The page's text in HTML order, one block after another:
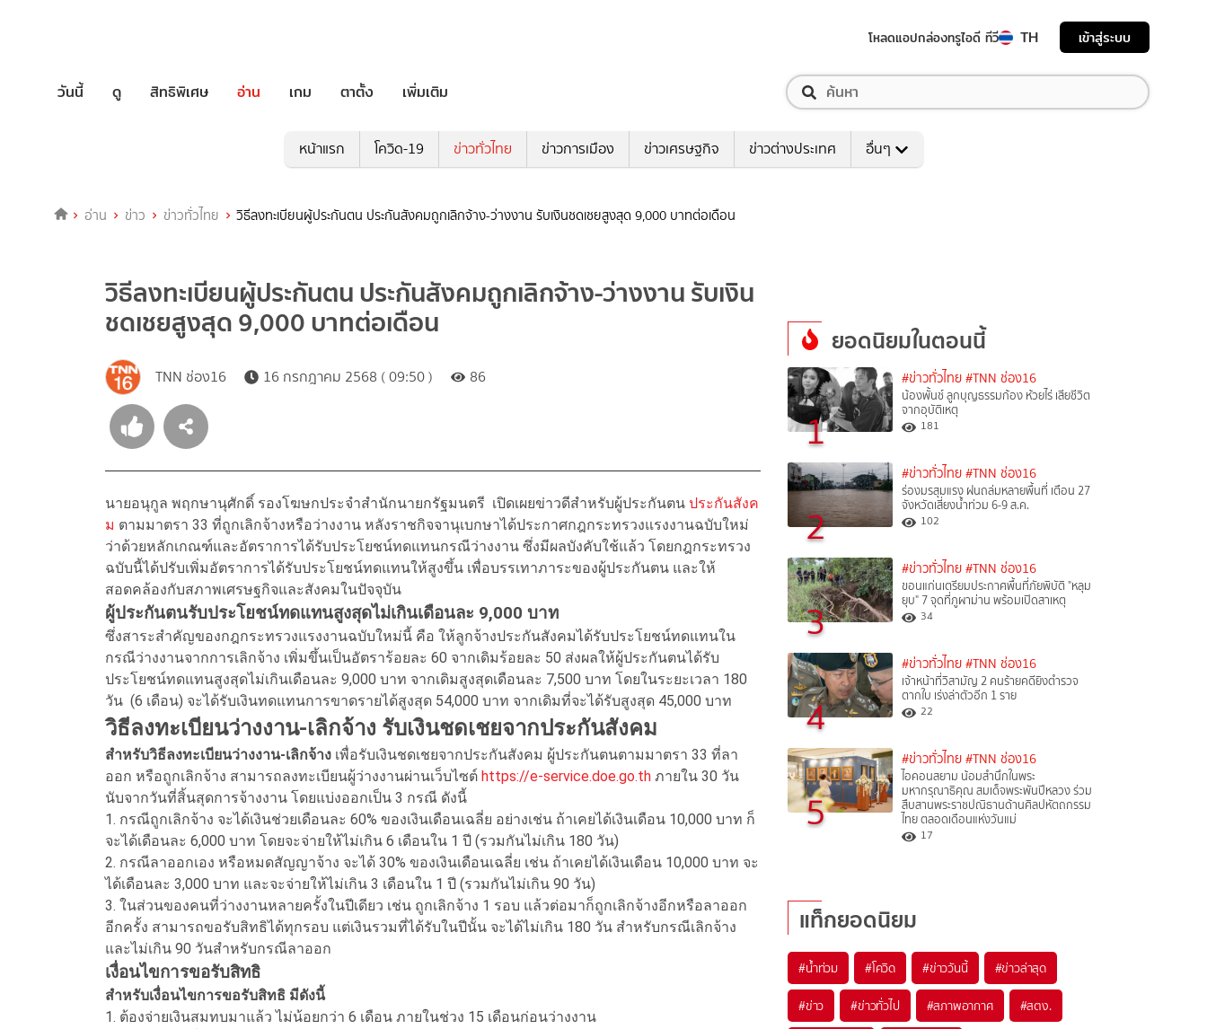
โหลดแอปกล่องทรูไอดี ทีวี TH เข้าสู่ระบบ
วันนี้ ดู สิทธิพิเศษ อ่าน เกม ตาตั้ง เพิ่มเติม
หน้าแรก โควิด-19 ข่าวทั่วไทย ข่าวการเมือง ข่าวเศรษฐกิจ ข่าวต่างประเทศ อื่นๆ
อ่าน ข่าว ข่าวทั่วไทย วิธีลงทะเบียนผู้ประกันตน ประกันสังคมถูกเลิกจ้าง-ว่างงาน รับเงินชดเชยสูงสุด 9,000 บาทต่อเดือน
วิธีลงทะเบียนผู้ประกันตน ประกันสังคมถูกเลิกจ้าง-ว่างงาน รับเงิน
ชดเชยสูงสุด 9,000 บาทต่อเดือน
TNN ช่อง16 16 กรกฎาคม 2568 ( 09:50 ) 86
นายอนุกูล พฤกษานุศักดิ์ รองโฆษกประจำสำนักนายกรัฐมนตรี เปิดเผยข่าวดีสำหรับผู้ประกันตน ประกันสังค
ม ตามมาตรา 33 ที่ถูกเลิกจ้างหรือว่างงาน หลังราชกิจจานุเบกษาได้ประกาศกฎกระทรวงแรงงานฉบับใหม่
ว่าด้วยหลักเกณฑ์และอัตราการได้รับประโยชน์ทดแทนกรณีว่างงาน ซึ่งมีผลบังคับใช้แล้ว โดยกฎกระทรวง
ฉบับนี้ได้ปรับเพิ่มอัตราการได้รับประโยชน์ทดแทนให้สูงขึ้น เพื่อบรรเทาภาระของผู้ประกันตน และให้
สอดคล้องกับสภาพเศรษฐกิจและสังคมในปัจจุบัน
ผู้ประกันตนรับประโยชน์ทดแทนสูงสุดไม่เกินเดือนละ 9,000 บาท
ซึ่งสาระสำคัญของกฎกระทรวงแรงงานฉบับใหม่นี้ คือ ให้ลูกจ้างประกันสังคมได้รับประโยชน์ทดแทนใน
กรณีว่างงานจากการเลิกจ้าง เพิ่มขึ้นเป็นอัตราร้อยละ 60 จากเดิมร้อยละ 50 ส่งผลให้ผู้ประกันตนได้รับ
ประโยชน์ทดแทนสูงสุดไม่เกินเดือนละ 9,000 บาท จากเดิมสูงสุดเดือนละ 7,500 บาท โดยในระยะเวลา 180
วัน (6 เดือน) จะได้รับเงินทดแทนการขาดรายได้สูงสุด 54,000 บาท จากเดิมที่จะได้รับสูงสุด 45,000 บาท
วิธีลงทะเบียนว่างงาน-เลิกจ้าง รับเงินชดเชยจากประกันสังคม
สำหรับวิธีลงทะเบียนว่างงาน-เลิกจ้าง เพื่อรับเงินชดเชยจากประกันสังคม ผู้ประกันตนตามมาตรา 33 ที่ลา
ออก หรือถูกเลิกจ้าง สามารถลงทะเบียนผู้ว่างงานผ่านเว็บไซต์ https://e-service.doe.go.th ภายใน 30 วัน
นับจากวันที่สิ้นสุดการจ้างงาน โดยแบ่งออกเป็น 3 กรณี ดังนี้
1. กรณีถูกเลิกจ้าง จะได้เงินช่วยเดือนละ 60% ของเงินเดือนเฉลี่ย อย่างเช่น ถ้าเคยได้เงินเดือน 10,000 บาท ก็
จะได้เดือนละ 6,000 บาท โดยจะจ่ายให้ไม่เกิน 6 เดือนใน 1 ปี (รวมกันไม่เกิน 180 วัน)
2. กรณีลาออกเอง หรือหมดสัญญาจ้าง จะได้ 30% ของเงินเดือนเฉลี่ย เช่น ถ้าเคยได้เงินเดือน 10,000 บาท จะ
ได้เดือนละ 3,000 บาท และจะจ่ายให้ไม่เกิน 3 เดือนใน 1 ปี (รวมกันไม่เกิน 90 วัน)
3. ในส่วนของคนที่ว่างงานหลายครั้งในปีเดียว เช่น ถูกเลิกจ้าง 1 รอบ แล้วต่อมาก็ถูกเลิกจ้างอีกหรือลาออก
อีกครั้ง สามารถขอรับสิทธิได้ทุกรอบ แต่เงินรวมที่ได้รับในปีนั้น จะได้ไม่เกิน 180 วัน สำหรับกรณีเลิกจ้าง
และไม่เกิน 90 วันสำหรับกรณีลาออก
เงื่อนไขการขอรับสิทธิ
สำหรับเงื่อนไขการขอรับสิทธิ มีดังนี้
1. ต้องจ่ายเงินสมทบมาแล้ว ไม่น้อยกว่า 6 เดือน ภายในช่วง 15 เดือนก่อนว่างงาน
ยอดนิยมในตอนนี้
1
#ข่าวทั่วไทย #TNN ช่อง16
น้องพั้นช์ ลูกบุญธรรมก้อง ห้วยไร่ เสียชีวิต
จากอุบัติเหตุ
181
2
#ข่าวทั่วไทย #TNN ช่อง16
ร่องมรสุมแรง ฝนถล่มหลายพื้นที่ เตือน 27
จังหวัดเสี่ยงน้ำท่วม 6-9 ส.ค.
102
3
#ข่าวทั่วไทย #TNN ช่อง16
ขอนแก่นเตรียมประกาศพื้นที่ภัยพิบัติ "หลุม
ยุบ" 7 จุดที่ภูผาม่าน พร้อมเปิดสาเหตุ
34
4
#ข่าวทั่วไทย #TNN ช่อง16
เจ้าหน้าที่วิสามัญ 2 คนร้ายคดียิงตำรวจ
ตากใบ เร่งล่าตัวอีก 1 ราย
22
5
#ข่าวทั่วไทย #TNN ช่อง16
ไอคอนสยาม น้อมสำนึกในพระ
มหากรุณาธิคุณ สมเด็จพระพันปีหลวง ร่วม
สืบสานพระราชปณิธานด้านศิลปหัตถกรรม
ไทย ตลอดเดือนแห่งวันแม่
17
แท็กยอดนิยม
#น้ำท่วม #โควิด #ข่าววันนี้ #ข่าวล่าสุด
#ข่าว #ข่าวทั่วไป #สภาพอากาศ #สตง.